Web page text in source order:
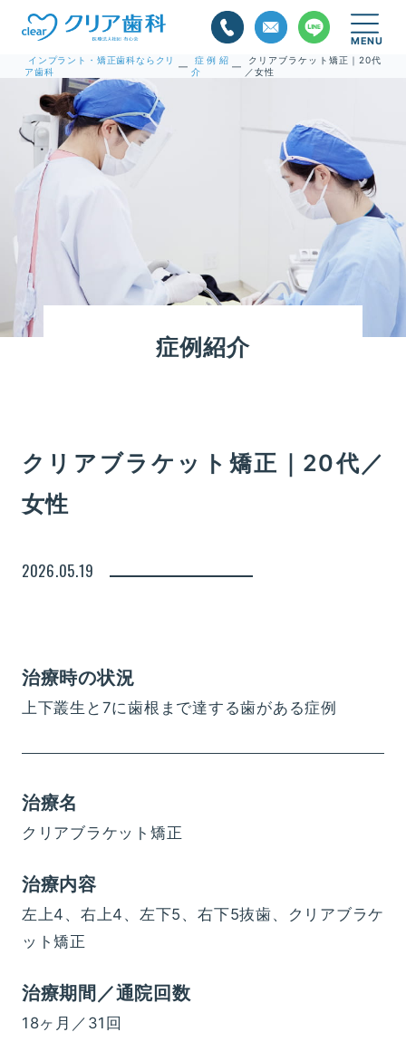
インプラント・矯正歯科ならクリ
ア歯科
—
症例紹
介
—
クリアブラケット矯正｜20代
／女性
症例紹介
クリアブラケット矯正｜20代／
女性
2026.05.19
治療時の状況
上下叢生と7に歯根まで達する歯がある症例
治療名
クリアブラケット矯正
治療内容
左上4、右上4、左下5、右下5抜歯、クリアブラケ
ット矯正
治療期間／通院回数
18ヶ月／31回